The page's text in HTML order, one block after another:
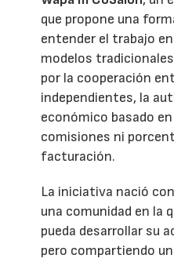
que propone una
entender el trabajo
modelos
por la cooperación
independientes, la
económico basado
comisiones ni
facturación.
La iniciativa nació
una comunidad en la
pueda desarrollar su
pero compartiendo